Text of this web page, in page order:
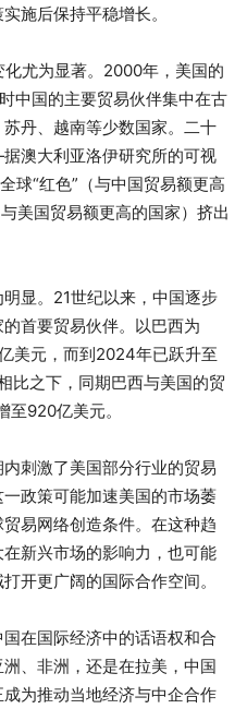
施后保持平稳增长。
尤为显著。2000年，美国的
中国的主要贸易伙伴集中在古
丹、越南等少数国家。二十
澳大利亚洛伊研究所的可视
球“红色”（与中国贸易额更高
美国贸易额更高的国家）挤出
显。21世纪以来，中国逐步
首要贸易伙伴。以巴西为
美元，而到2024年已跃升至
比之下，同期巴西与美国的贸
920亿美元。
刺激了美国部分行业的贸易
政策可能加速美国的市场萎
易网络创造条件。在这种趋
新兴市场的影响力，也可能
开更广阔的国际合作空间。
在国际经济中的话语权和合
、非洲，还是在拉美，中国
为推动当地经济与中企合作